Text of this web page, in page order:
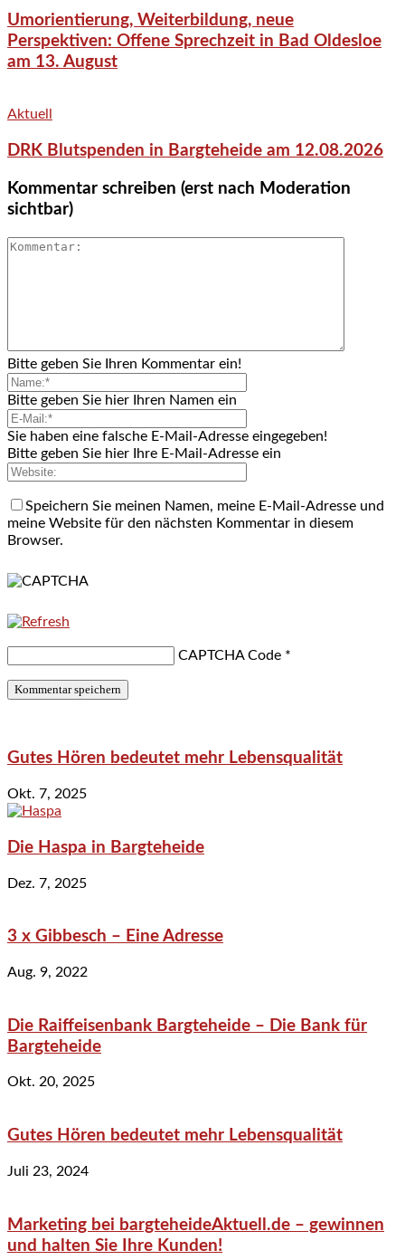
Umorientierung, Weiterbildung, neue
Perspektiven: Offene Sprechzeit in Bad Oldesloe
am 13. August
Aktuell
DRK Blutspenden in Bargteheide am 12.08.2026
Kommentar schreiben (erst nach Moderation
sichtbar)
Bitte geben Sie Ihren Kommentar ein!
Bitte geben Sie hier Ihren Namen ein
Sie haben eine falsche E-Mail-Adresse eingegeben!
Bitte geben Sie hier Ihre E-Mail-Adresse ein
Speichern Sie meinen Namen, meine E-Mail-Adresse und
meine Website für den nächsten Kommentar in diesem
Browser.
CAPTCHA Code *
Gutes Hören bedeutet mehr Lebensqualität
Okt. 7, 2025
Die Haspa in Bargteheide
Dez. 7, 2025
3 x Gibbesch – Eine Adresse
Aug. 9, 2022
Die Raiffeisenbank Bargteheide – Die Bank für
Bargteheide
Okt. 20, 2025
Gutes Hören bedeutet mehr Lebensqualität
Juli 23, 2024
Marketing bei bargteheideAktuell.de – gewinnen
und halten Sie Ihre Kunden!